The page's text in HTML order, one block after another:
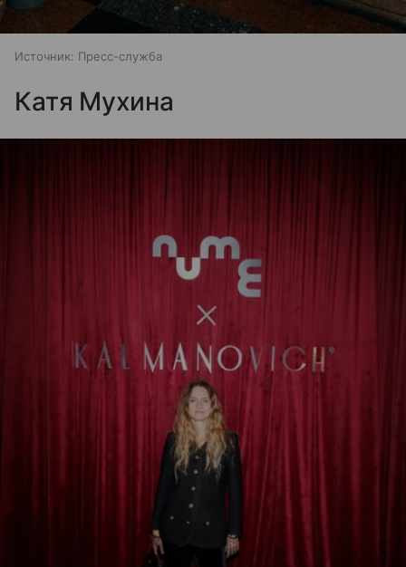
Источник: Пресс-служба
Катя Мухина